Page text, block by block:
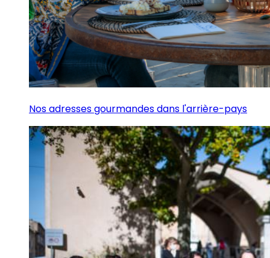
Nos adresses gourmandes dans l'arrière-pays